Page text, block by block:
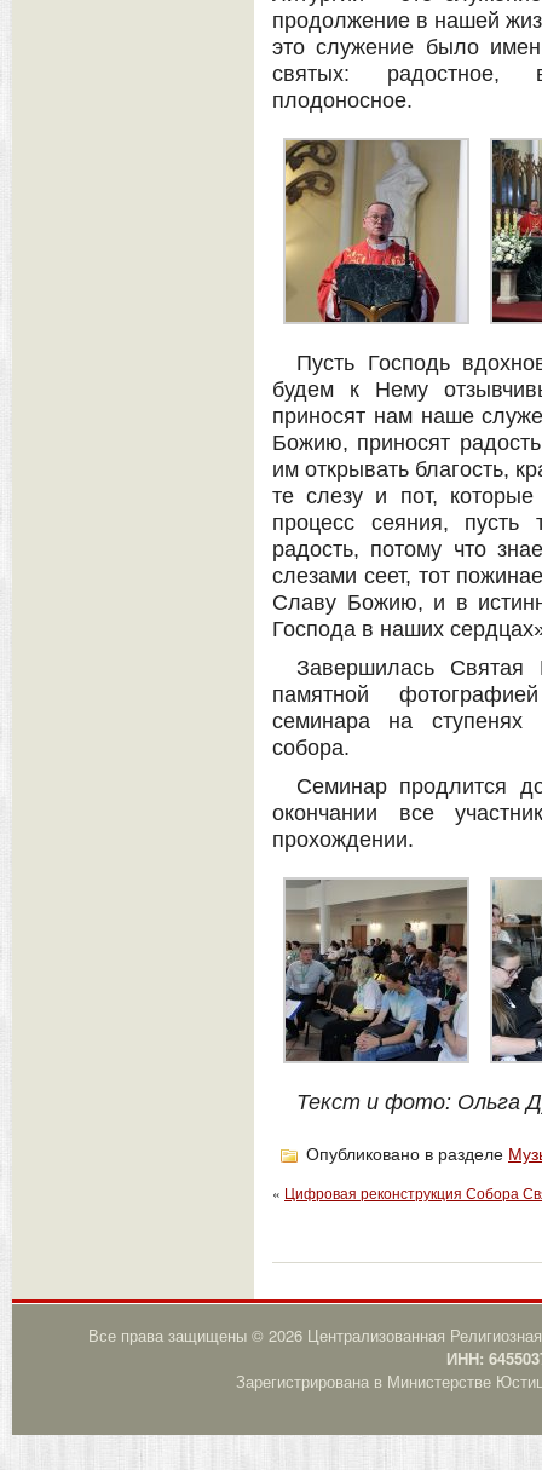
продолжение в нашей
это служение было
святых: радостное,
плодоносное.
Пусть Господь
будем к Нему
приносят нам наше
Божию, приносят
им открывать благость,
те слезу и пот,
процесс сеяния, пусть
радость, потому что
слезами сеет, тот
Славу Божию, и в
Господа в наших
Завершилась
памятной
семинара на ступенях
собора.
Семинар продлится
окончании все
прохождении.
Текст и фото: Ольга
Опубликовано в разделе
« Цифровая реконструкция Собора
Все права защищены © 2026 Централизованная
ИНН:
Зарегистрирована в Министерстве